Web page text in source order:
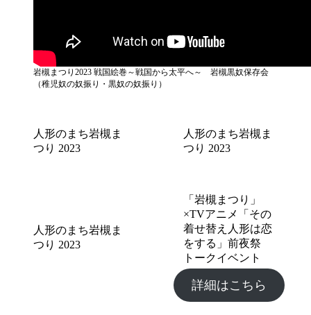
岩槻まつり2023 戦国絵巻～戦国から太平へ～ 岩槻黒奴保存会
（稚児奴の奴振り・黒奴の奴振り）
人形のまち岩槻ま
つり 2023
人形のまち岩槻ま
つり 2023
人形のまち岩槻ま
つり 2023
「岩槻まつり」
×TVアニメ「その
着せ替え人形は恋
をする」前夜祭
トークイベント
詳細はこちら